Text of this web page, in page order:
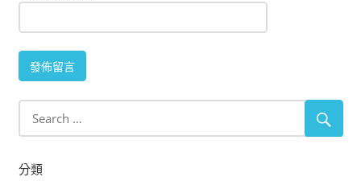
分類